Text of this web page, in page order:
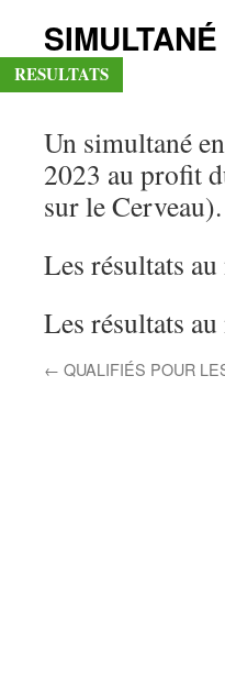
Un simultané
2023 au profit
sur le Cerveau).
Les résultats
Les résultats
← QUALIFIÉS POUR
RESULTATS